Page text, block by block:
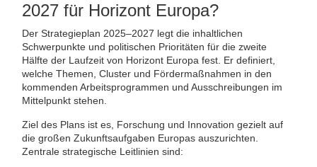
2027 für Horizont Europa?
Der Strategieplan 2025–2027 legt die inhaltlichen
Schwerpunkte und politischen Prioritäten für die zweite
Hälfte der Laufzeit von Horizont Europa fest. Er definiert,
welche Themen, Cluster und Fördermaßnahmen in den
kommenden Arbeitsprogrammen und Ausschreibungen im
Mittelpunkt stehen.
Ziel des Plans ist es, Forschung und Innovation gezielt auf
die großen Zukunftsaufgaben Europas auszurichten.
Zentrale strategische Leitlinien sind: